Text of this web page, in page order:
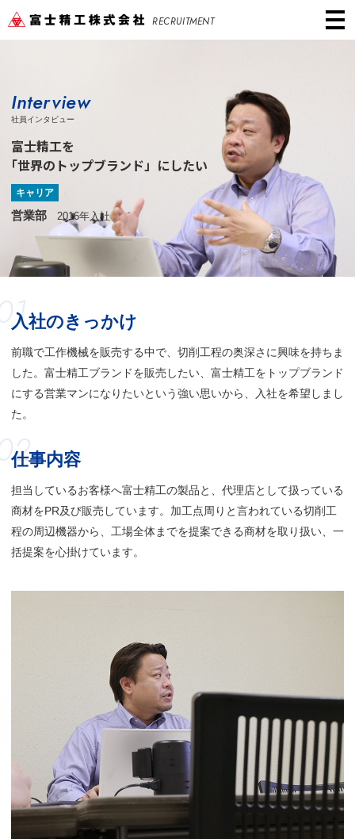
RECRUITMENT
Interview
社員インタビュー
富士精工を
「世界のトップブランド」にしたい
キャリア
営業部 2016年入社
入社のきっかけ
前職で工作機械を販売する中で、切削工程の奥深さに興味を持ちま
した。富士精工ブランドを販売したい、富士精工をトップブランド
にする営業マンになりたいという強い思いから、入社を希望しまし
た。
仕事内容
担当しているお客様へ富士精工の製品と、代理店として扱っている
商材をPR及び販売しています。加工点周りと言われている切削工
程の周辺機器から、工場全体までを提案できる商材を取り扱い、一
括提案を心掛けています。